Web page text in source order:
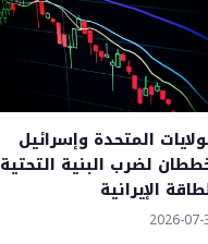
المتحدة وإسرائيل
لضرب البنية التحتية
الإيرانية
2026-07-